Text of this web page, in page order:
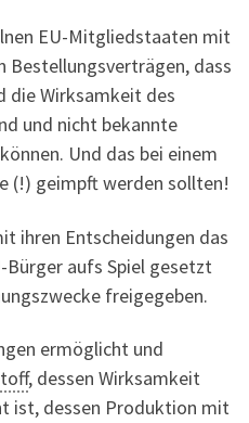
EU-Mitgliedstaaten mit
Bestellungsverträgen, dass
die Wirksamkeit des
und nicht bekannte
Und das bei einem
(!) geimpft werden sollten!
ihren Entscheidungen das
Bürger aufs Spiel gesetzt
freigegeben.
ermöglicht und
, dessen Wirksamkeit
ist, dessen Produktion mit